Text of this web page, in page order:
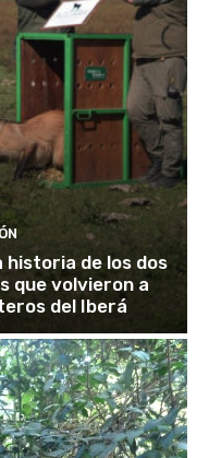
de los dos
que volvieron a
del Iberá